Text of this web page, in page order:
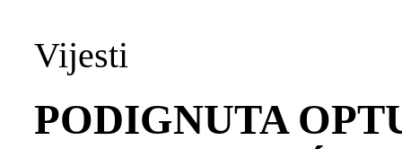
Vijesti
PODIGNUTA